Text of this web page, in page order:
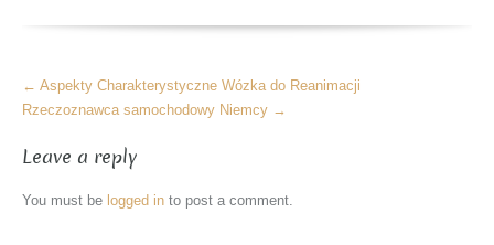
More
Articles
← Aspekty Charakterystyczne Wózka do Reanimacji
Rzeczoznawca samochodowy Niemcy →
Leave a reply
You must be logged in to post a comment.